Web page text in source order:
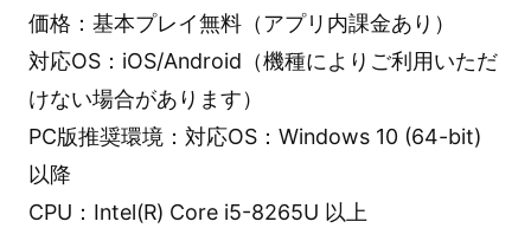
価格：基本プレイ無料（アプリ内課金あり）
対応OS：iOS/Android（機種によりご利用いただ
けない場合があります）
PC版推奨環境：対応OS：Windows 10 (64-bit)
以降
CPU：Intel(R) Core i5-8265U 以上